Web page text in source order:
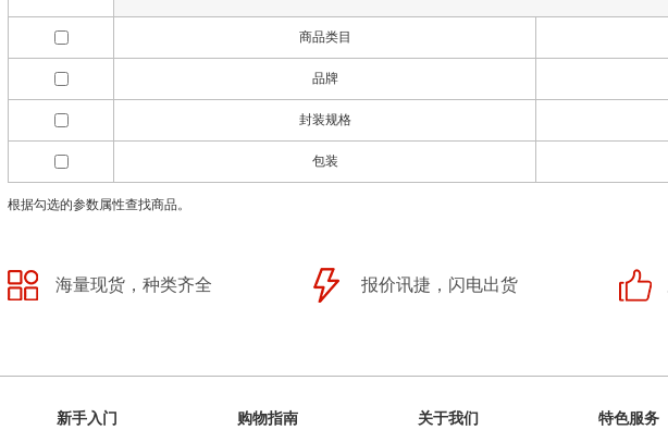
商品类目
品牌
封装规格
包装
根据勾选的参数属性查找商品。
海量现货，种类齐全 报价讯捷，闪电出货
新手入门 购物指南 关于我们 特色服务